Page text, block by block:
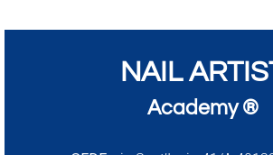
NAIL
Academy ®